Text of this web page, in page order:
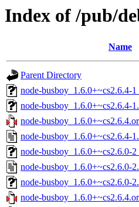
Index of /pub/
Name
Parent Directory
node-busboy_1.6.0+~cs2.6.4-
node-busboy_1.6.0+~cs2.6.4-
node-
node-busboy_1.6.0+~cs2.6.4-
node-busboy_1.6.0+~cs2.6.0-
node-busboy_1.6.0+~cs2.6.0-
node-busboy_1.6.0+~cs2.6.0-
node-